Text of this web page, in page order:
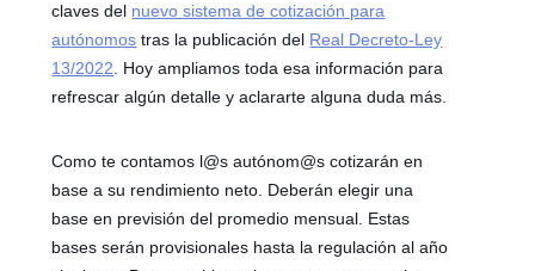
claves del nuevo sistema de cotización para
autónomos tras la publicación del Real Decreto-Ley
13/2022. Hoy ampliamos toda esa información para
refrescar algún detalle y aclararte alguna duda más.
Como te contamos l@s autónom@s cotizarán en
base a su rendimiento neto. Deberán elegir una
base en previsión del promedio mensual. Estas
bases serán provisionales hasta la regulación al año